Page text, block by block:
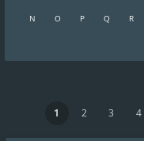
N O P Q R
1 2 3 4